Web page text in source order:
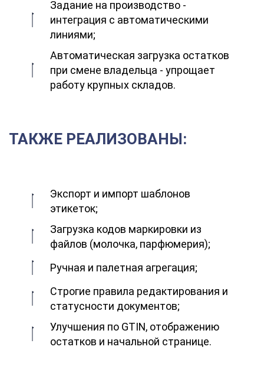
Задание на производство -
интеграция с автоматическими
линиями;
Автоматическая загрузка остатков
при смене владельца - упрощает
работу крупных складов.
ТАКЖЕ РЕАЛИЗОВАНЫ:
Экспорт и импорт шаблонов
этикеток;
Загрузка кодов маркировки из
файлов (молочка, парфюмерия);
Ручная и палетная агрегация;
Строгие правила редактирования и
статусности документов;
Улучшения по GTIN, отображению
остатков и начальной странице.